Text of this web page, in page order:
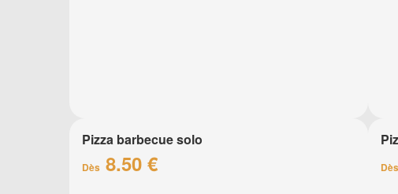
Pizza barbecue solo
Dès 8.50 € Dès